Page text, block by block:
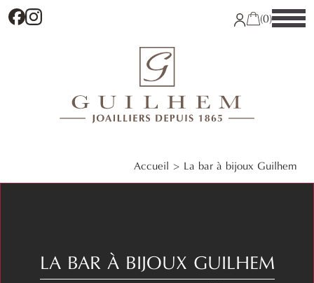
Facebook (0)
Accueil La bar à bijoux Guilhem
LA BAR À BIJOUX GUILHEM